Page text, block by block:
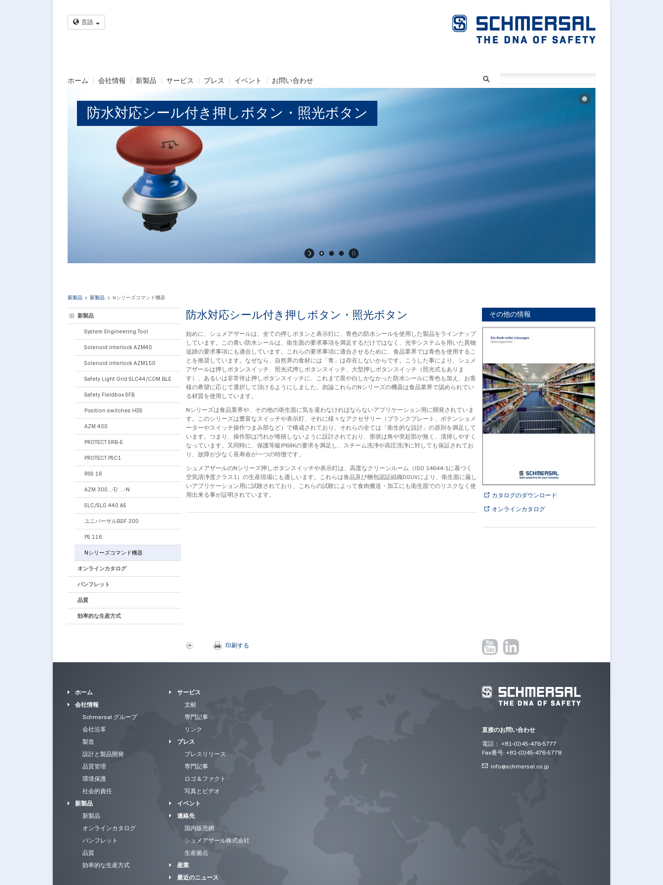
言語
ホーム 会社情報 新製品 サービス プレス イベント お問い合わせ
防水対応シール付き押しボタン・照光ボタン
新製品 新製品 Nシリーズコマンド機器
新製品
System Engineering Tool
Solenoid interlock AZM40
Solenoid interlock AZM150
Safety Light Grid SLC44/COM BLE
Safety Fieldbox SFB
Position switches HDS
AZM 400
PROTECT SRB-E
PROTECT PSC1
RSS 16
AZM 300…-T/ …-N
SLC/SLG 440 AS
ユニバーサルBDF 200
PS 116
Nシリーズコマンド機器
オンラインカタログ
パンフレット
品質
効率的な生産方式
防水対応シール付き押しボタン・照光ボタン
始めに、シュメアザールは、全ての押しボタンと表示灯に、青色の防水シールを使用した製品をラインナップ
しています。この青い防水シールは、衛生面の要求事項を満足するだけではなく、光学システムを用いた異物
追跡の要求事項にも適合しています。これらの要求事項に適合させるために、食品業界では青色を使用するこ
とを推奨しています。なぜなら、自然界の食材には「青」は存在しないからです。こうした事により、シュメ
アザールは押しボタンスイッチ、照光式押しボタンスイッチ、大型押しボタンスイッチ（照光式もありま
す）、あるいは非常停止押しボタンスイッチに、これまで黒や白しかなかった防水シールに青色も加え、お客
様の希望に応じて選択して頂けるようにしました。勿論これらのNシリーズの機器は食品業界で認められてい
る材質を使用しています。
Nシリーズは食品業界や、その他の衛生面に気を遣わなければならないアプリケーション用に開発されていま
す。このシリーズは豊富なスイッチや表示灯、それに様々なアクセサリー（ブランクプレート、ポテンショメ
ーターやスイッチ操作つまみ部など）で構成されており、それらの全ては「衛生的な設計」の原則を満足して
います。つまり、操作部は汚れが堆積しないように設計されており、形状は角や突起部が無く、清掃しやすく
なっています。又同時に、保護等級IP69Kの要求を満足し、スチーム洗浄や高圧洗浄に対しても保証されてお
り、故障が少なく長寿命が一つの特徴です。
シュメアザールのNシリーズ押しボタンスイッチや表示灯は、高度なクリーンルーム（ISO 14644-1に基づく
空気清浄度クラス1）の生産現場にも適しいます。これらは食品及び梱包認証組織DGUVにより、衛生面に厳し
いアプリケーション用に試験されており、これらの試験によって食肉搬送・加工にも衛生面でのリスクなく使
用出来る事が証明されています。
その他の情報
カタログのダウンロード
オンラインカタログ
印刷する
ホーム
会社情報
Schmersal グループ
会社沿革
製造
設計と製品開発
品質管理
環境保護
社会的責任
新製品
新製品
オンラインカタログ
パンフレット
品質
効率的な生産方式
サービス
文献
専門記事
リンク
プレス
プレスリリース
専門記事
ロゴ＆ファクト
写真とビデオ
イベント
連絡先
国内販売網
シュメアザール株式会社
生産拠点
産業
最近のニュース
直接のお問い合わせ
電話： +81-(0)45-476-5777
Fax番号: +81-(0)45-476-5778
info@schmersal.co.jp